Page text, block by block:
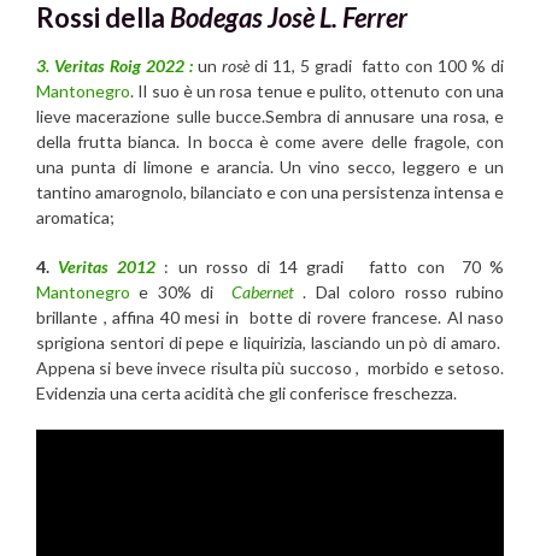
Rossi dellaBodegas Josè L. Ferrer
3. Veritas Roig 2022 : un rosè di 11, 5 gradi fatto con 100 % di
Mantonegro. Il suo è un rosa tenue e pulito, ottenuto con una
lieve macerazione sulle bucce.Sembra di annusare una rosa, e
della frutta bianca. In bocca è come avere delle fragole, con
una punta di limone e arancia. Un vino secco, leggero e un
tantino amarognolo, bilanciato e con una persistenza intensa e
aromatica;
4. Veritas 2012 : un rosso di 14 gradi fatto con 70 %
Mantonegro e 30% di Cabernet . Dal coloro rosso rubino
brillante , affina 40 mesi in botte di rovere francese. Al naso
sprigiona sentori di pepe e liquirizia, lasciando un pò di amaro.
Appena si beve invece risulta più succoso , morbido e setoso.
Evidenzia una certa acidità che gli conferisce freschezza.